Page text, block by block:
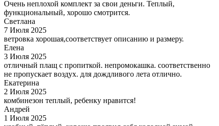
Очень неплохой комплект за свои деньги. Теплый,
функциональный, хорошо смотрится.
Светлана
7 Июля 2025
ветровка хорошая,соответствует описанию и размеру.
Елена
3 Июля 2025
отличный плащ с пропиткой. непромокашка. соответственно
не пропускает воздух. для дождливого лета отлично.
Екатерина
2 Июля 2025
комбинезон теплый, ребенку нравится!
Андрей
1 Июля 2025